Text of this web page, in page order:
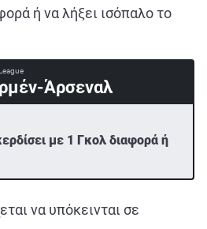
ή να λήξει ισόπαλο το
Άρσεναλ
με 1 Γκολ διαφορά ή
να υπόκεινται σε